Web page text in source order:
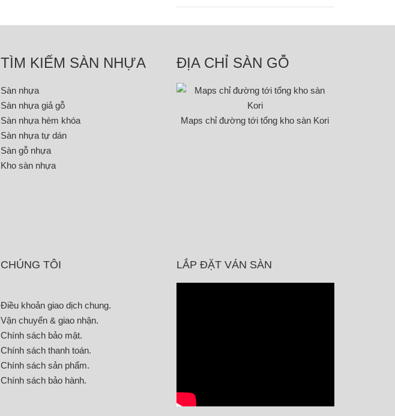
TÌM KIẾM SÀN NHỰA
Sàn nhựa
Sàn nhựa giả gỗ
Sàn nhựa hèm khóa
Sàn nhựa tự dán
Sàn gỗ nhựa
Kho sàn nhựa
ĐỊA CHỈ SÀN GỖ
Maps chỉ đường tới tổng kho sàn Kori
CHÚNG TÔI
Điều khoản giao dịch chung.
Vận chuyển & giao nhận.
Chính sách bảo mật.
Chính sách thanh toán.
Chính sách sản phẩm.
Chính sách bảo hành.
LẮP ĐẶT VÁN SÀN